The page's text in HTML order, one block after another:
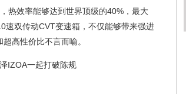
热效率能够达到世界顶级的40%，最大
速双传动CVT变速箱，不仅能够带来强进
高性价比不言而喻。